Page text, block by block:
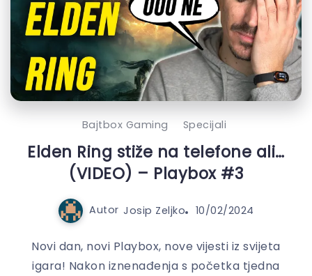
Bajtbox Gaming Specijali
Elden Ring stiže na telefone ali…
(VIDEO) – Playbox #3
Autor Josip Zeljko 10/02/2024
Novi dan, novi Playbox, nove vijesti iz svijeta
igara! Nakon iznenađenja s početka tjedna